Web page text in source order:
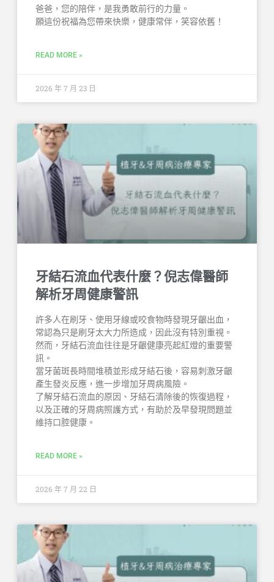
爸爸，您的陪伴，是我勇敢前行的力量。
願這份祝福為您帶來快樂，健康常伴，笑容依舊！
READ MORE »
2026 年 7 月 23 日
牙結石流血代表什麼？倪志偉醫師
解析牙周健康警訊
許多人在刷牙、使用牙線或咬食物時發現牙齦出血，
常認為只是刷牙太大力所造成，因此沒有特別重視。
然而，牙結石流血往往是牙齦健康亮起紅燈的重要警
訊。
當牙菌斑長時間堆積並形成牙結石後，容易刺激牙齦
產生發炎反應，進一步增加牙周病風險。
了解牙結石流血的原因、牙結石清除後的恢復過程，
以及正確的牙周病照護方式，有助於及早發現問題並
維持口腔健康。
READ MORE »
2026 年 7 月 22 日